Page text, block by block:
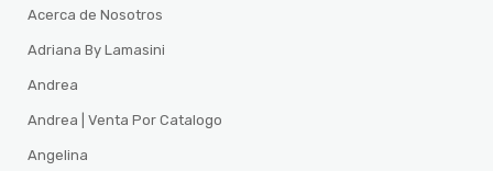
Acerca de Nosotros
Adriana By Lamasini
Andrea
Andrea | Venta Por Catalogo
Angelina